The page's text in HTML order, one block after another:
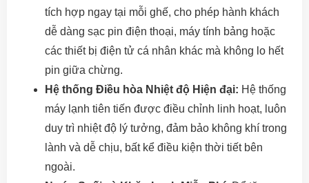
tích hợp ngay tại mỗi ghế, cho phép hành khách
dễ dàng sạc pin điện thoại, máy tính bảng hoặc
các thiết bị điện tử cá nhân khác mà không lo hết
pin giữa chừng.
Hệ thống Điều hòa Nhiệt độ Hiện đại: Hệ thống
máy lạnh tiên tiến được điều chỉnh linh hoạt, luôn
duy trì nhiệt độ lý tưởng, đảm bảo không khí trong
lành và dễ chịu, bất kể điều kiện thời tiết bên
ngoài.